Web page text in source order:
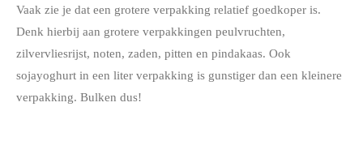
Vaak zie je dat een grotere verpakking relatief goedkoper is.
Denk hierbij aan grotere verpakkingen peulvruchten,
zilvervliesrijst, noten, zaden, pitten en pindakaas. Ook
sojayoghurt in een liter verpakking is gunstiger dan een kleinere
verpakking. Bulken dus!